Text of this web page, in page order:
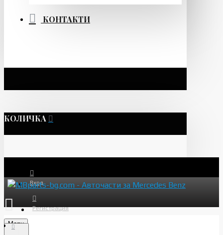
КОНТАКТИ
КОЛИЧКА
Вход
Регистрация
Menu